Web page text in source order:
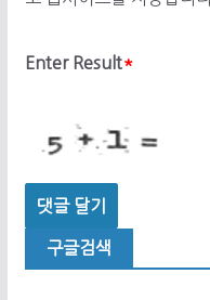
Enter Result*
구글검색